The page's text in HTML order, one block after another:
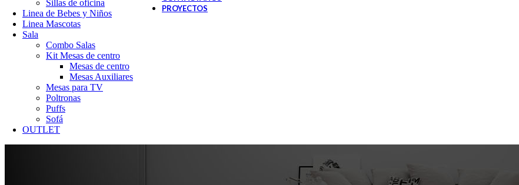
Sillas de oficina
Linea de Bebes y Niños
Linea Mascotas
Sala
Combo Salas
Kit Mesas de centro
Mesas de centro
Mesas Auxiliares
Mesas para TV
Poltronas
Puffs
Sofá
OUTLET
PROYECTOS